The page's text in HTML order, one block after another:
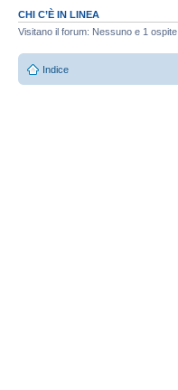
CHI C’È IN LINEA
Visitano il forum: Nessuno e 1 ospite
Indice